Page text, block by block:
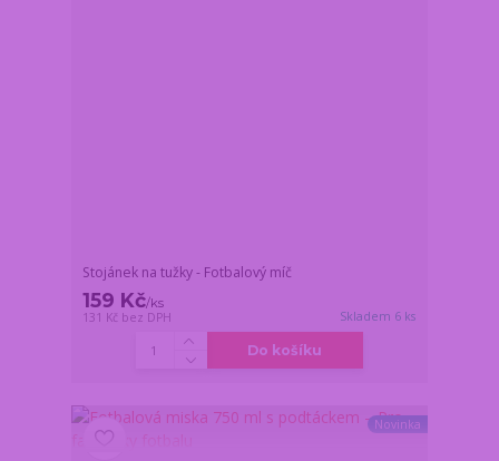
Stojánek na tužky - Fotbalový míč
159 Kč/ks
131 Kč bez DPH Skladem 6 ks
Do košíku
Novinka